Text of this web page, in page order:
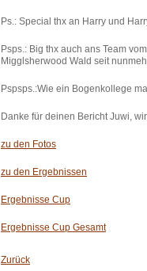
Ps.: Special thx an Harry und
Psps.: Big thx auch ans Team
Migglsherwood Wald seit
Pspsps.:Wie ein Bogenkollege
Danke für deinen Bericht Juwi,
zu den Fotos
zu den Ergebnissen
Ergebnisse Cup
Ergebnisse Cup Gesamt
Zurück